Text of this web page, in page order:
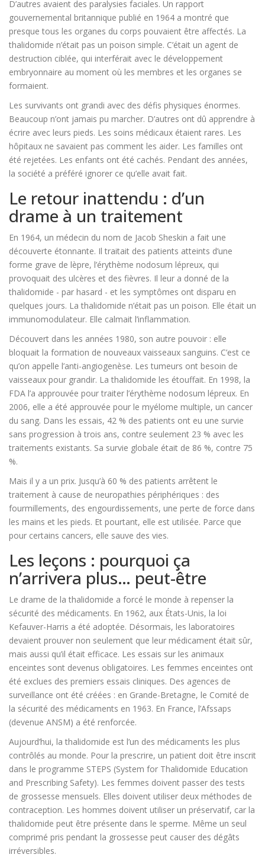
D’autres avaient des paralysies faciales. Un rapport
gouvernemental britannique publié en 1964 a montré que
presque tous les organes du corps pouvaient être affectés. La
thalidomide n’était pas un poison simple. C’était un agent de
destruction ciblée, qui interférait avec le développement
embryonnaire au moment où les membres et les organes se
formaient.
Les survivants ont grandi avec des défis physiques énormes.
Beaucoup n’ont jamais pu marcher. D’autres ont dû apprendre à
écrire avec leurs pieds. Les soins médicaux étaient rares. Les
hôpitaux ne savaient pas comment les aider. Les familles ont
été rejetées. Les enfants ont été cachés. Pendant des années,
la société a préféré ignorer ce qu’elle avait fait.
Le retour inattendu : d’un
drame à un traitement
En 1964, un médecin du nom de Jacob Sheskin a fait une
découverte étonnante. Il traitait des patients atteints d’une
forme grave de lèpre, l’érythème nodosum lépreux, qui
provoquait des ulcères et des fièvres. Il leur a donné de la
thalidomide - par hasard - et les symptômes ont disparu en
quelques jours. La thalidomide n’était pas un poison. Elle était un
immunomodulateur. Elle calmait l’inflammation.
Découvert dans les années 1980, son autre pouvoir : elle
bloquait la formation de nouveaux vaisseaux sanguins. C’est ce
qu’on appelle l’anti-angiogenèse. Les tumeurs ont besoin de
vaisseaux pour grandir. La thalidomide les étouffait. En 1998, la
FDA l’a approuvée pour traiter l’érythème nodosum lépreux. En
2006, elle a été approuvée pour le myélome multiple, un cancer
du sang. Dans les essais, 42 % des patients ont eu une survie
sans progression à trois ans, contre seulement 23 % avec les
traitements existants. Sa survie globale était de 86 %, contre 75
%.
Mais il y a un prix. Jusqu’à 60 % des patients arrêtent le
traitement à cause de neuropathies périphériques : des
fourmillements, des engourdissements, une perte de force dans
les mains et les pieds. Et pourtant, elle est utilisée. Parce que
pour certains cancers, elle sauve des vies.
Les leçons : pourquoi ça
n’arrivera plus… peut-être
Le drame de la thalidomide a forcé le monde à repenser la
sécurité des médicaments. En 1962, aux États-Unis, la loi
Kefauver-Harris a été adoptée. Désormais, les laboratoires
devaient prouver non seulement que leur médicament était sûr,
mais aussi qu’il était efficace. Les essais sur les animaux
enceintes sont devenus obligatoires. Les femmes enceintes ont
été exclues des premiers essais cliniques. Des agences de
surveillance ont été créées : en Grande-Bretagne, le Comité de
la sécurité des médicaments en 1963. En France, l’Afssaps
(devenue ANSM) a été renforcée.
Aujourd’hui, la thalidomide est l’un des médicaments les plus
contrôlés au monde. Pour la prescrire, un patient doit être inscrit
dans le programme STEPS (System for Thalidomide Education
and Prescribing Safety). Les femmes doivent passer des tests
de grossesse mensuels. Elles doivent utiliser deux méthodes de
contraception. Les hommes doivent utiliser un préservatif, car la
thalidomide peut être présente dans le sperme. Même un seul
comprimé pris pendant la grossesse peut causer des dégâts
irréversibles.